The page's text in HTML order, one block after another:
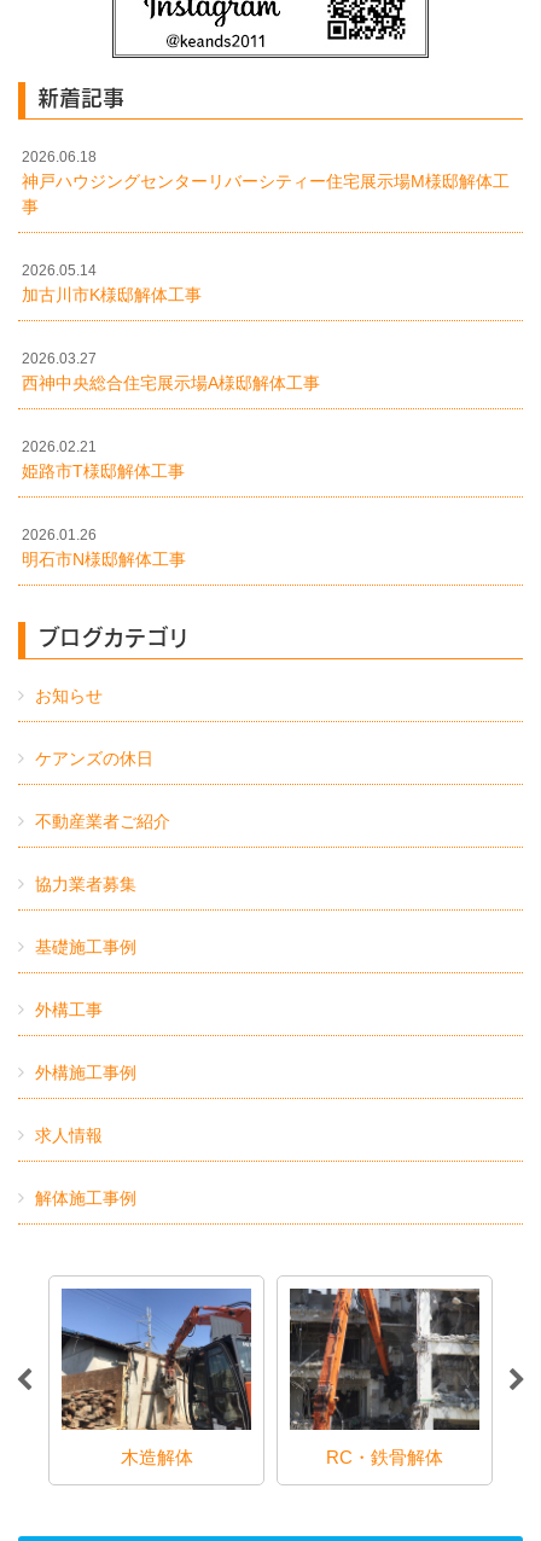
新着記事
2026.06.18
神戸ハウジングセンターリバーシティー住宅展示場M様邸解体工
事
2026.05.14
加古川市K様邸解体工事
2026.03.27
西神中央総合住宅展示場A様邸解体工事
2026.02.21
姫路市T様邸解体工事
2026.01.26
明石市N様邸解体工事
ブログカテゴリ
お知らせ
ケアンズの休日
不動産業者ご紹介
協力業者募集
基礎施工事例
外構工事
外構施工事例
求人情報
解体施工事例
木造解体 RC・鉄骨解体